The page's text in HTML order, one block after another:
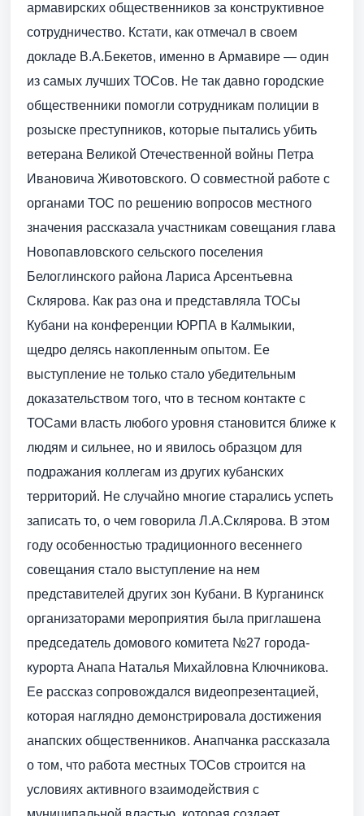
армавирских общественников за конструктивное
сотрудничество. Кстати, как отмечал в своем
докладе В.А.Бекетов, именно в Армавире — один
из самых лучших ТОСов. Не так давно городские
общественники помогли сотрудникам полиции в
розыске преступников, которые пытались убить
ветерана Великой Оте­чественной войны Петра
Ивановича Животовского. О совместной работе с
органами ТОС по решению вопросов местного
значения рассказала участникам совещания глава
Новопавловского сельского поселения
Белоглинского района Лариса Арсентьевна
Склярова. Как раз она и представляла ТОСы
Кубани на конференции ЮРПА в Калмыкии,
щедро делясь накопленным опытом. Ее
выступление не только стало убедительным
доказательством того, что в тесном контакте с
ТОСами власть любого уровня становится ближе к
людям и сильнее, но и явилось образцом для
подражания коллегам из других кубанских
территорий. Не случайно многие старались успеть
записать то, о чем говорила Л.А.Склярова. В этом
году особенностью традиционного весеннего
совещания стало выступ­ление на нем
представителей других зон Кубани. В Курганинск
организаторами мероприятия была приглашена
председатель домового комитета №27 города-
курорта Анапа Наталья Михайловна Ключникова.
Ее рассказ сопровождался видеопрезентацией,
которая наглядно демонстрировала достижения
анапских общественников. Анапчанка рассказала
о том, что работа местных ТОСов строится на
условиях активного взаимодействия с